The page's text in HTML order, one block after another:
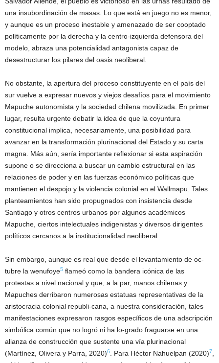
una insubordinación de masas. Lo que está en juego no es menor,
y aunque es un proceso inestable y amenazado de ser cooptado
políticamente por la derecha y la centro-izquierda defensora del
modelo, abraza una potencialidad antagonista capaz de
desestructurar los pilares del oasis neoliberal.
No obstante, la apertura del proceso constituyente en el país del
sur vuelve a expresar nuevos y viejos desafíos para el movimiento
Mapuche autonomista y la sociedad chilena movilizada. En primer
lugar, resulta urgente debatir la idea de que la coyuntura
constitucional implica, necesariamente, una posibilidad para
avanzar en la transformación plurinacional del Estado y su carta
magna. Más aún, sería importante reflexionar si esta aspiración
supone o se direcciona a buscar un cambio estructural en las
relaciones de poder y en las fuerzas económico políticas que
mantienen el despojo y la violencia colonial en el Wallmapu. Tales
planteamientos han sido propugnados con insistencia desde
Santiago y otros centros urbanos por algunos académicos
Mapuche, ciertos intelectuales indigenistas y diversos dirigentes
políticos cercanos a la institucionalidad neoliberal.
Sin embargo, aunque es real que desde el levantamiento de oc-
tubre la wenufoye5 flameó como la bandera icónica de las
protestas a nivel nacional y que, a la par, manos chilenas y
Mapuches derribaron numerosas estatuas representativas de la
aristocracia colonial republi-cana, a nuestra consideración, tales
manifestaciones expresaron rasgos específicos de una adscripción
simbólica común que no logró ni ha lo-grado fraguarse en una
alianza de construcción que sustente una vía plurinacional
(Martínez, Olivera y Parra, 2020)6 . Para Héctor Nahuelpan (2020)7